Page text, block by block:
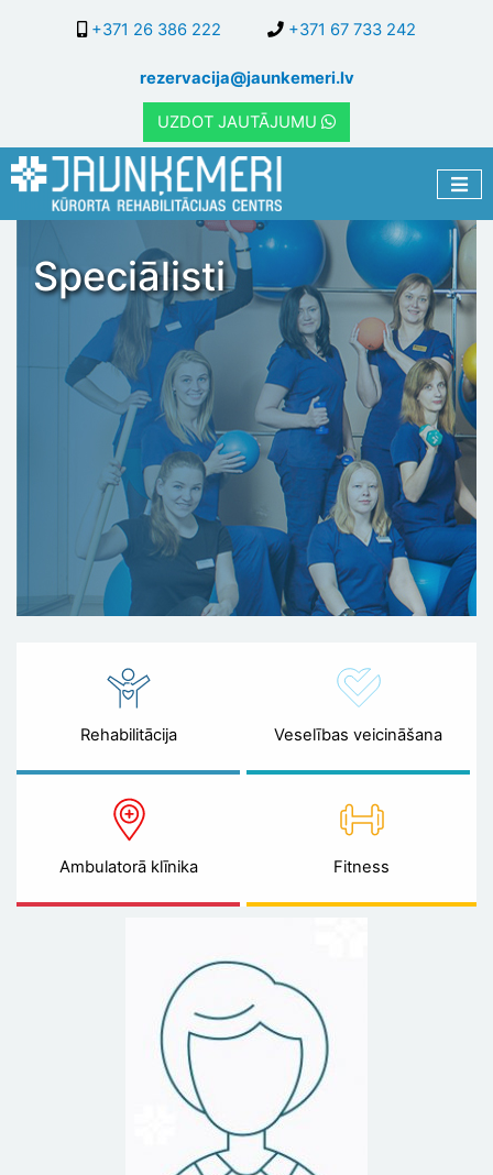
galveno
saturu
+371 26 386 222 +371 67 733 242
rezervacija@jaunkemeri.lv
UZDOT JAUTĀJUMU
Speciālisti
Rehabilitācija Veselības veicināšana
Ambulatorā klīnika Fitness